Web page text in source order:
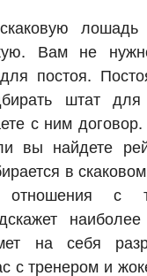
Вам не
постоя.
штат
с ним
вы найдете
в
с
на себя
с тренером и